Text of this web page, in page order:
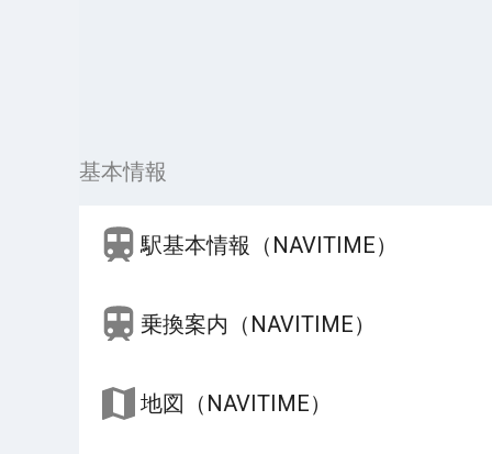
基本情報
駅基本情報（NAVITIME）
乗換案内（NAVITIME）
地図（NAVITIME）